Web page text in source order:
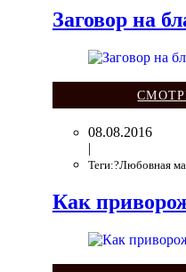
Заговор на
08.08.2016
|
Теги:?Любовная
Как